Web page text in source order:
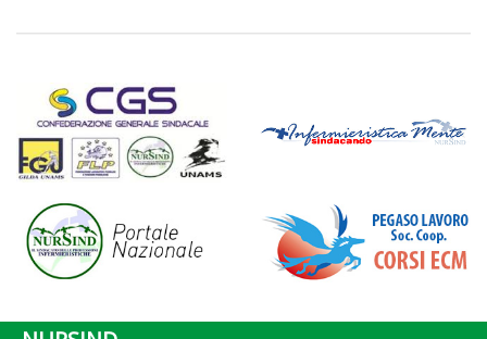
elaborazione fino a n. 2 Mod. 730